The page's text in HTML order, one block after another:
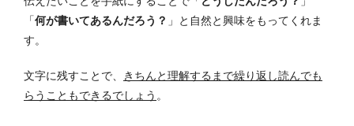
「何が書いてあるんだろう？ 」と自然と興味をもってくれま
す。
文字に残すことで、
きちんと理解するまで繰り返し読んでも
らうこともできるでしょう 。